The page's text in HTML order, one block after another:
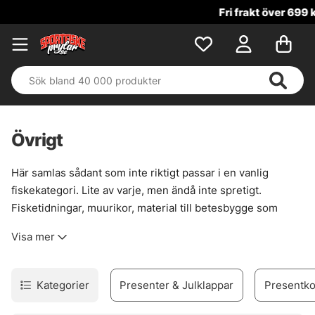
Fri frakt över 699 kr!
Övrigt
Här samlas sådant som inte riktigt passar i en vanlig
fiskekategori. Lite av varje, men ändå inte spretigt.
Fisketidningar, muurikor, material till betesbygge som
tillbehör som ofta behövs när fisket tar en annan väg än
För den som vill fylla på med smått men viktigt, eller leta
sig fram till något mer udda, är den här sidan en bra
Visa mer
Kategorier Presenter & Julklappar